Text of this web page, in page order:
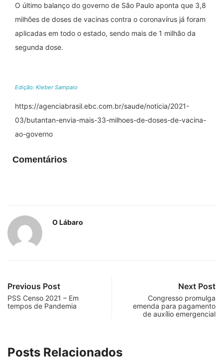
O último balanço do governo de São Paulo aponta que 3,8
milhões de doses de vacinas contra o coronavírus já foram
aplicadas em todo o estado, sendo mais de 1 milhão da
segunda dose.
Edição: Kleber Sampaio
https://agenciabrasil.ebc.com.br/saude/noticia/2021-
03/butantan-envia-mais-33-milhoes-de-doses-de-vacina-
ao-governo
Comentários
O Lábaro
Previous Post
PSS Censo 2021 – Em
tempos de Pandemia
Next Post
Congresso promulga
emenda para pagamento
de auxílio emergencial
Posts Relacionados